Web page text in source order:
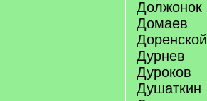
Должонок
Домаев
Доренской
Дурнев
Дуроков
Душаткин